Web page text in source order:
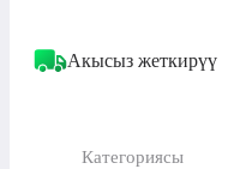
Акысыз жеткирүү
Категориясы